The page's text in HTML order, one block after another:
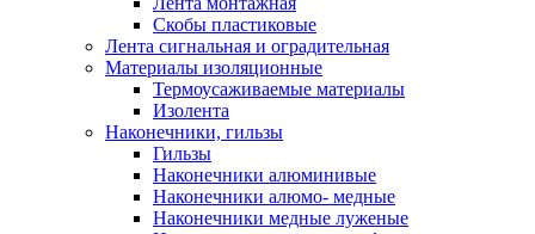
Скобы пластиковые
Лента сигнальная и оградительная
Материалы изоляционные
Термоусаживаемые матeриалы
Изолента
Наконечники, гильзы
Гильзы
Наконечники алюминивые
Наконечники алюмо- медные
Наконечники медные луженые